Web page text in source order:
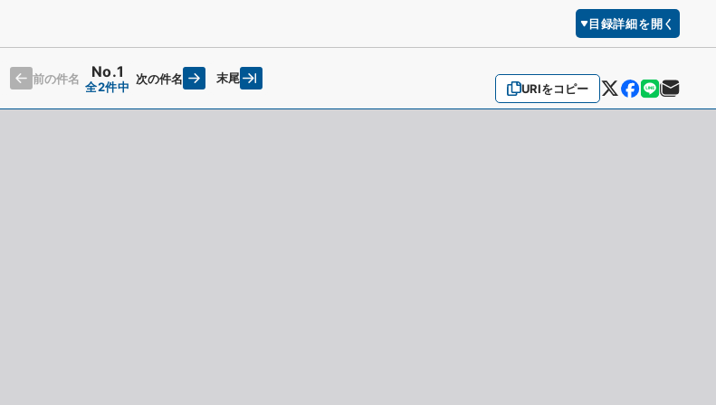
目録詳細を開く
URIをコピー
前の件名 No.1
全2件中
次の件名 末尾